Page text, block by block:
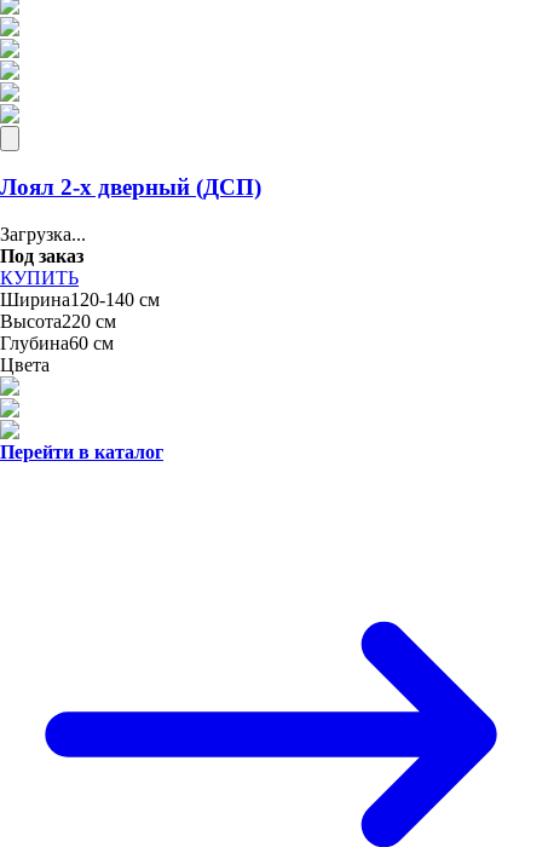
Лоял 2-х дверный (ДСП)
Загрузка...
Под заказ
КУПИТЬ
Ширина120-140 см
Высота220 см
Глубина60 см
Цвета
Перейти в каталог